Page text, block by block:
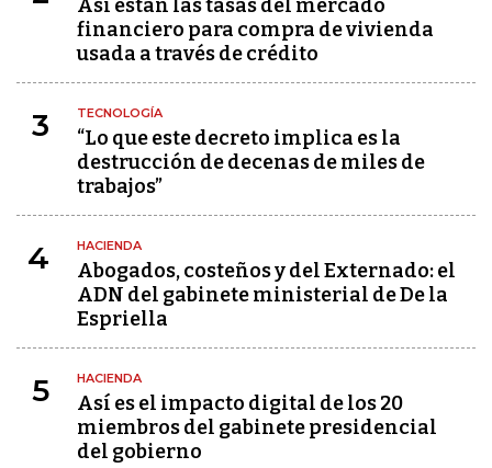
Así están las tasas del mercado
financiero para compra de vivienda
usada a través de crédito
3 TECNOLOGÍA
“Lo que este decreto implica es la
destrucción de decenas de miles de
trabajos”
4 HACIENDA
Abogados, costeños y del Externado: el
ADN del gabinete ministerial de De la
Espriella
5 HACIENDA
Así es el impacto digital de los 20
miembros del gabinete presidencial
del gobierno